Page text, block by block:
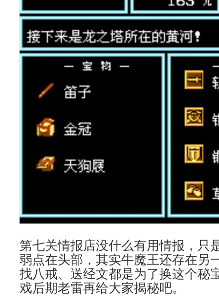
第七关情报店没什么有用情报，只
弱点在头部，其实牛魔王还存在另
找八戒、送经文都是为了换这个秘
戏后期老雷再给大家揭秘吧。